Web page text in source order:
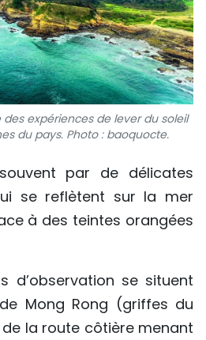
des expériences de lever du soleil
du pays. Photo : baoquocte.
par de délicates
se reflètent sur la mer
à des teintes orangées
d’observation se situent
Mong Rong (griffes du
la route côtière menant